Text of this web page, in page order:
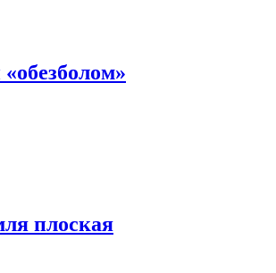
плоская